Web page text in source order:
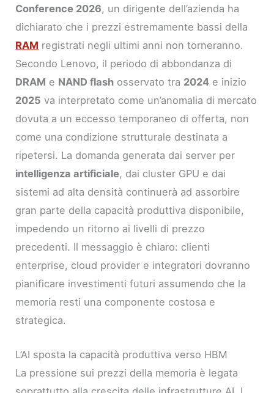
Conference 2026, un dirigente dell’azienda ha
dichiarato che i prezzi estremamente bassi della
RAM registrati negli ultimi anni non torneranno.
Secondo Lenovo, il periodo di abbondanza di
DRAM e NAND flash osservato tra 2024 e inizio
2025 va interpretato come un’anomalia di mercato
dovuta a un eccesso temporaneo di offerta, non
come una condizione strutturale destinata a
ripetersi. La domanda generata dai server per
intelligenza artificiale, dai cluster GPU e dai
sistemi ad alta densità continuerà ad assorbire
gran parte della capacità produttiva disponibile,
impedendo un ritorno ai livelli di prezzo
precedenti. Il messaggio è chiaro: clienti
enterprise, cloud provider e integratori dovranno
pianificare investimenti futuri assumendo che la
memoria resti una componente costosa e
strategica.
L’AI sposta la capacità produttiva verso HBM
La pressione sui prezzi della memoria è legata